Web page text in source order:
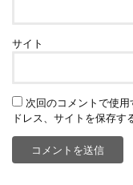
サイト
次回のコメントで使
ドレス、サイトを保存す